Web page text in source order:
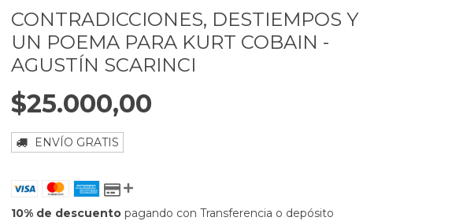
CONTRADICCIONES, DESTIEMPOS Y
UN POEMA PARA KURT COBAIN -
AGUSTÍN SCARINCI
$25.000,00
ENVÍO GRATIS
10% de descuento pagando con Transferencia o depósito